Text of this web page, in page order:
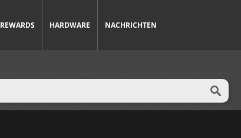
REWARDS HARDWARE NACHRICHTEN